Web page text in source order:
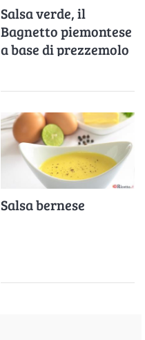
Salsa verde, il
Bagnetto piemontese
a base di prezzemolo
Salsa bernese